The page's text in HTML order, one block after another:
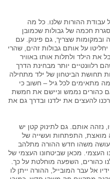
עבודת ההורות שלנו. כל מה
חכמה של גבולות שכמובן
שצריך, גם פינוק. עם
על אותם גבולות זהים, שהרי
את הילד ולתלות אותו באוויר
רלוונטיים יותר מבחינת הדרך
תחושת הביטחון של ילד מתחילה
מתאימים לכל גיל – חשוב כי
כהורים נממש וניישם את חמשת
להעצים את ילדנו ובדרך גם את
נזהה אותם. גם לתינוק קטן יש
מואצת, התפתחות ועשייה של
משהו חדש ההורה מתלהב
העצמי. מכאן שביטחונו העצמי של
כהורים, השפעה מוחלטת על כך.
אל עבר המובייל, ההורה ייתן לו